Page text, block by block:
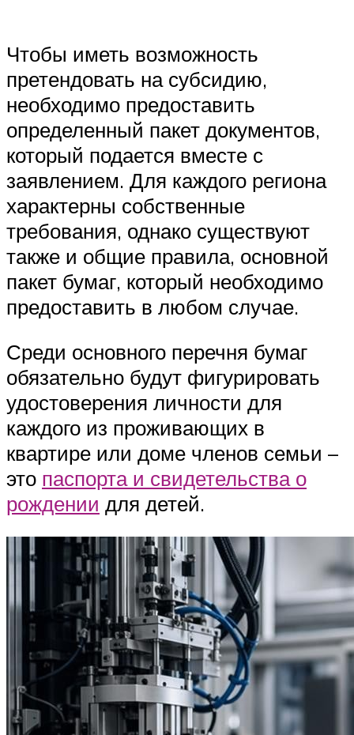
Чтобы иметь возможность
претендовать на субсидию,
необходимо предоставить
определенный пакет документов,
который подается вместе с
заявлением. Для каждого региона
характерны собственные
требования, однако существуют
также и общие правила, основной
пакет бумаг, который необходимо
предоставить в любом случае.
Среди основного перечня бумаг
обязательно будут фигурировать
удостоверения личности для
каждого из проживающих в
квартире или доме членов семьи –
это паспорта и свидетельства о
рождении для детей.